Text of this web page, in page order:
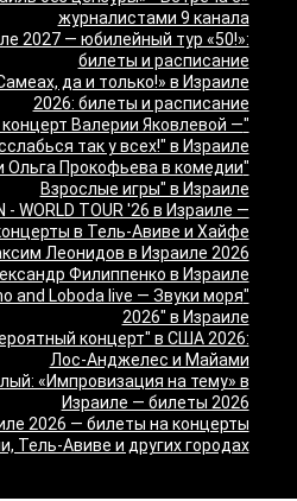
журналистами 9 канала
2027 — юбилейный тур «50!»:
билеты и расписание
да и только!» в Израиле
2026: билеты и расписание
Валерии Яковлевой —
так у всех!" в Израиле
Ольга Прокофьева в комедии
Взрослые игры" в Израиле
- WORLD TOUR '26 в Израиле —
в Тель-Авиве и Хайфе
Леонидов в Израиле 2026
Филиппенко в Израиле
and Loboda live — Звуки моря
2026" в Израиле
концерт" в США 2026:
Лос-Анджелес и Майами
«Импровизация на тему» в
Израиле — билеты 2026
2026 — билеты на концерты
Тель-Авиве и других городах